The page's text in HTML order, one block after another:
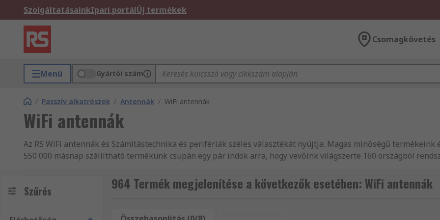
SzolgáltatásainkIpari portálÚj termékek
Csomagkövetés
Menü Gyártói szám
/ Passzív alkatrészek / Antennák / WiFi antennák
WiFi antennák
Az RS WiFi antennák és Számítástechnika és perifériák széles választékát nyújtja. Magas minőségű
550 000 másnap szállítható termékünk csupán egy pár indok arra, hogy vevőink világszerte 160 országból
100 000 műszaki dokumentummal rendelkezünk és ezzel szeretnénk ügyfeleinket támogatni a megfelelő
valamint Informatikai eszközök, vizsgáló- és biztonsági berendezések széles választékát forgalmazza, többek
válogathat. Válogasson kínálatunkból és győződjön meg Ön is kitűnő szolgáltatásainkról! Rendeljen WiFi
Szűrés 964 Termék megjelenítése a következők esetében: WiFi antennák